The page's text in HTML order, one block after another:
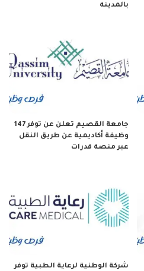
بالمدينة
جامعة القصيم تعلن عن توفر 147
وظيفة أكاديمية عن طريق النقل
عبر منصة قدرات
شركة الوطنية لرعاية الطبية توفر